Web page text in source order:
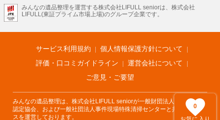
0
LIFULL HOME'Sのサービス
不動産・住宅
不動産査定 マンション専門売却査定 不動産投資 アドバイザー
不動産アーカイブ
空き家バンク 家賃相場 不動産会社
まちむすび
不動産用語集 住まいのお役立ち情報
LIFULL HOME'S PRESS
アプリ 不動産データ 不動産転職
みんなの遺品整理を運営する株式会社LIFULL seniorは、株式会社
LIFULL(東証プライム市場上場)のグループ企業です。
サービス利用規約
個人情報保護方針について
評価・口コミガイドライン
運営会社について
ご意見・ご要望
みんなの遺品整理は、株式会社LIFULL seniorが一般財団法人遺品整理士
認定協会、および一般社団法人事件現場特殊清掃センターと共同でサービ
スを運営しております。